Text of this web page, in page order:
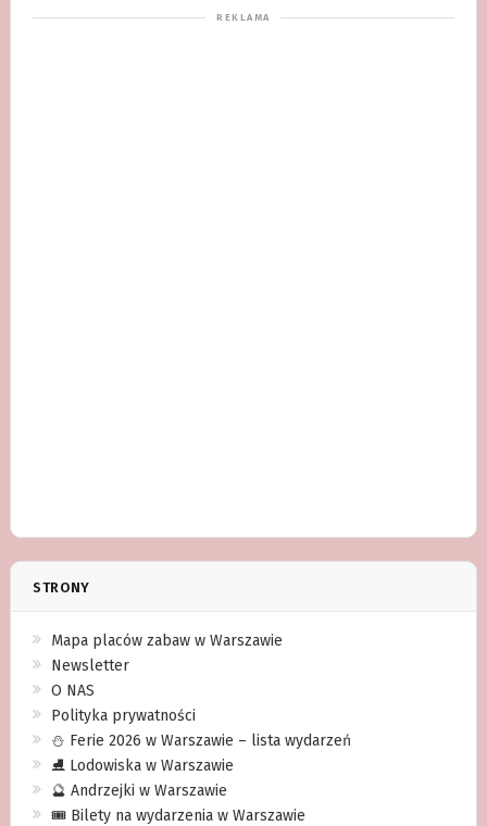
STRONY
Mapa placów zabaw w Warszawie
Newsletter
O NAS
Polityka prywatności
⛄️ Ferie 2026 w Warszawie – lista wydarzeń
⛸ Lodowiska w Warszawie
🔮 Andrzejki w Warszawie
🎟️ Bilety na wydarzenia w Warszawie